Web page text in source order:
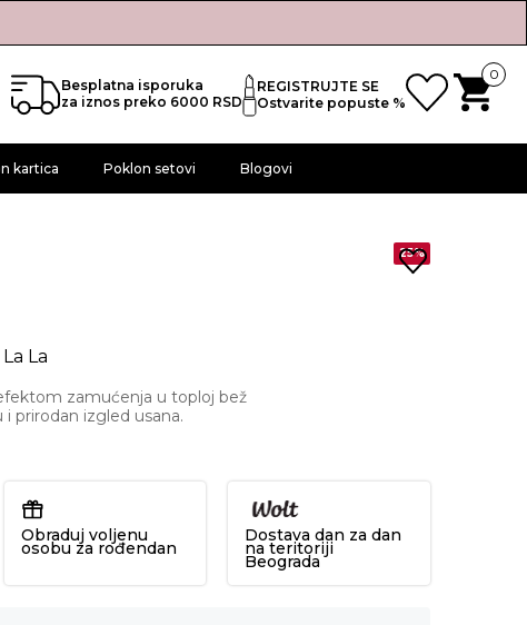
Besplatna isporuka
za iznos preko 6000 RSD
REGISTRUJTE SE
Ostvarite popuste %
0
kartica Poklon setovi Blogovi
25%
La
zamućenja u toploj bež
prirodan izgled usana.
Obraduj voljenu
osobu za rođendan
Dostava dan za dan
na teritoriji
Beograda